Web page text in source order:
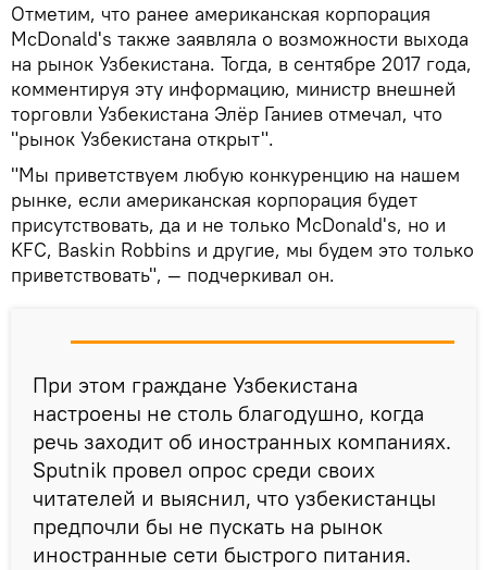
Отметим, что ранее американская корпорация
McDonald's также заявляла о возможности выхода
на рынок Узбекистана. Тогда, в сентябре 2017 года,
комментируя эту информацию, министр внешней
торговли Узбекистана Элёр Ганиев отмечал, что
"рынок Узбекистана открыт".
"Мы приветствуем любую конкуренцию на нашем
рынке, если американская корпорация будет
присутствовать, да и не только McDonald's, но и
KFC, Baskin Robbins и другие, мы будем это только
приветствовать", — подчеркивал он.
При этом граждане Узбекистана
настроены не столь благодушно, когда
речь заходит об иностранных компаниях.
Sputnik провел опрос среди своих
читателей и выяснил, что узбекистанцы
предпочли бы не пускать на рынок
иностранные сети быстрого питания.